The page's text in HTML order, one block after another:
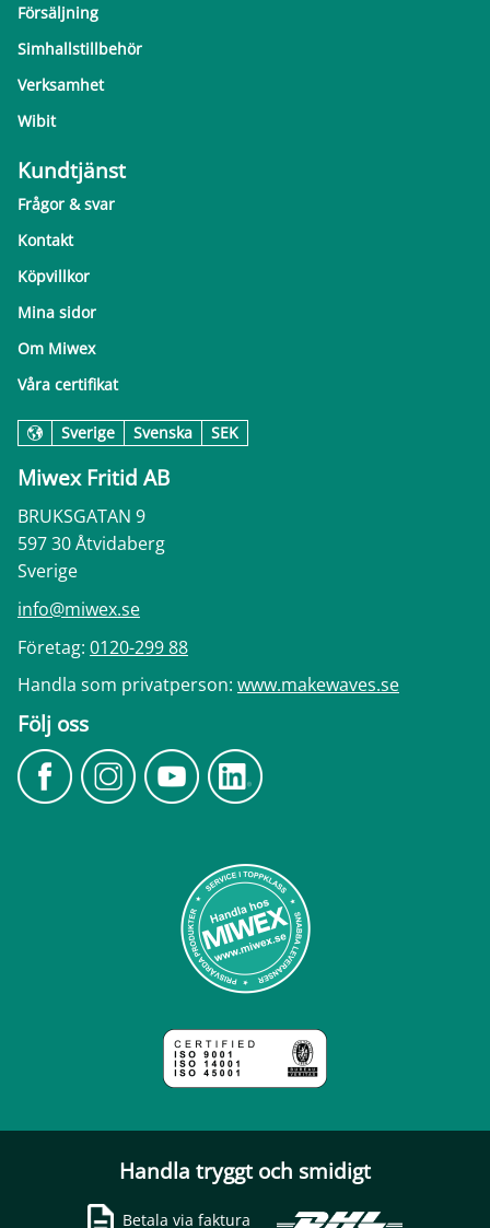
Försäljning
Simhallstillbehör
Verksamhet
Wibit
Kundtjänst
Frågor & svar
Kontakt
Köpvillkor
Mina sidor
Om Miwex
Våra certifikat
Sverige Svenska SEK
Miwex Fritid AB
BRUKSGATAN 9
597 30 Åtvidaberg
Sverige
info@miwex.se
Företag: 0120-299 88
Handla som privatperson: www.makewaves.se
Följ oss
Handla tryggt och smidigt
Betala via faktura